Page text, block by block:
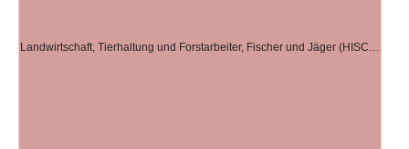
Landwirtschaft, Tierhaltung und Forstarbeiter, Fischer und Jäger (HISC…